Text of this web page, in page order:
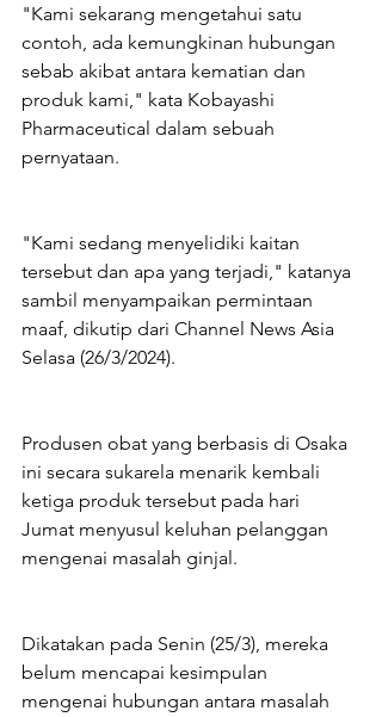
"Kami sekarang mengetahui satu
contoh, ada kemungkinan hubungan
sebab akibat antara kematian dan
produk kami," kata Kobayashi
Pharmaceutical dalam sebuah
pernyataan.
"Kami sedang menyelidiki kaitan
tersebut dan apa yang terjadi," katanya
sambil menyampaikan permintaan
maaf, dikutip dari Channel News Asia
Selasa (26/3/2024).
Produsen obat yang berbasis di Osaka
ini secara sukarela menarik kembali
ketiga produk tersebut pada hari
Jumat menyusul keluhan pelanggan
mengenai masalah ginjal.
Dikatakan pada Senin (25/3), mereka
belum mencapai kesimpulan
mengenai hubungan antara masalah